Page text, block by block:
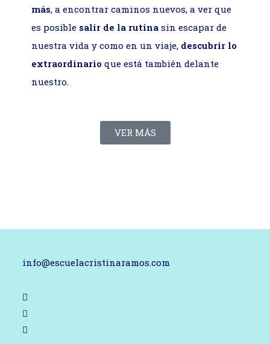
más, a encontrar caminos nuevos, a ver que
es posible salir de la rutina sin escapar de
nuestra vida y como en un viaje, descubrir lo
extraordinario que está también delante
nuestro.
VER MÁS
info@escuelacristinaramos.com